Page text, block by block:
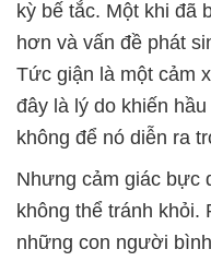
kỳ bế tắc. Một khi đã
hơn và vấn đề phát
Tức giận là một cảm
đây là lý do khiến
không để nó diễn ra
Nhưng cảm giác bực
không thể tránh khỏi.
những con người